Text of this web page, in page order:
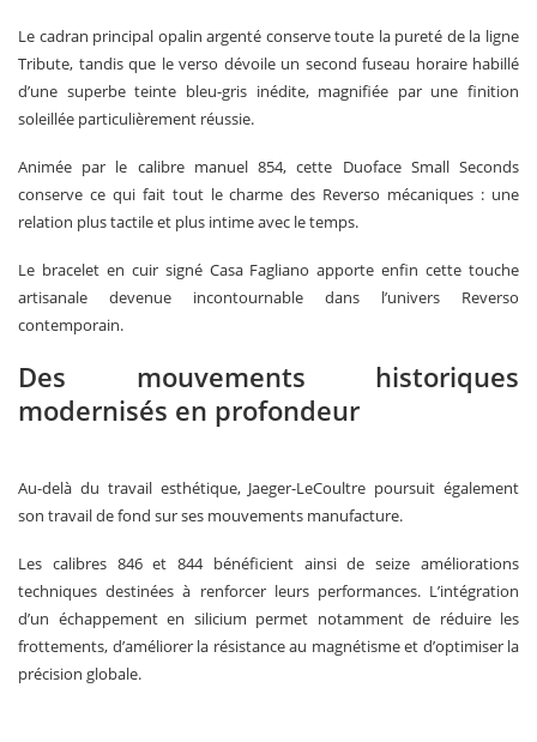
Le cadran principal opalin argenté conserve toute la pureté de la ligne
Tribute, tandis que le verso dévoile un second fuseau horaire habillé
d’une superbe teinte bleu-gris inédite, magnifiée par une finition
soleillée particulièrement réussie.
Animée par le calibre manuel 854, cette Duoface Small Seconds
conserve ce qui fait tout le charme des Reverso mécaniques : une
relation plus tactile et plus intime avec le temps.
Le bracelet en cuir signé Casa Fagliano apporte enfin cette touche
artisanale devenue incontournable dans l’univers Reverso
contemporain.
Des mouvements historiques
modernisés en profondeur
Au-delà du travail esthétique, Jaeger-LeCoultre poursuit également
son travail de fond sur ses mouvements manufacture.
Les calibres 846 et 844 bénéficient ainsi de seize améliorations
techniques destinées à renforcer leurs performances. L’intégration
d’un échappement en silicium permet notamment de réduire les
frottements, d’améliorer la résistance au magnétisme et d’optimiser la
précision globale.